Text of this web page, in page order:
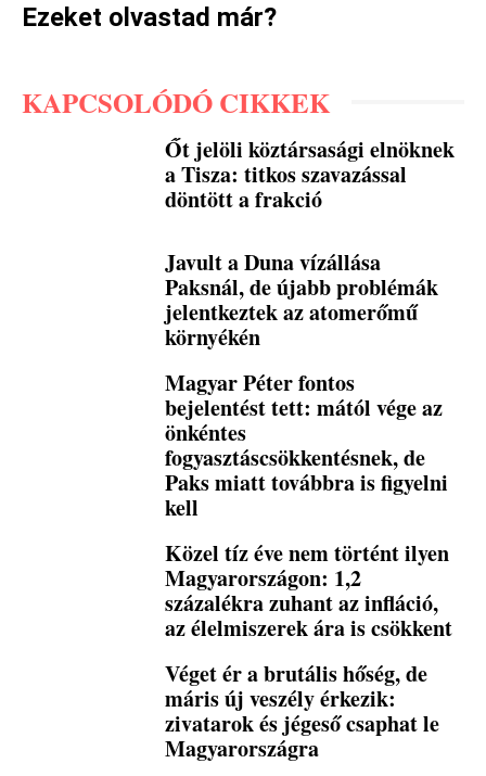
Ezeket olvastad már?
KAPCSOLÓDÓ CIKKEK
Őt jelöli köztársasági elnöknek
a Tisza: titkos szavazással
döntött a frakció
Javult a Duna vízállása
Paksnál, de újabb problémák
jelentkeztek az atomerőmű
környékén
Magyar Péter fontos
bejelentést tett: mától vége az
önkéntes
fogyasztáscsökkentésnek, de
Paks miatt továbbra is figyelni
kell
Közel tíz éve nem történt ilyen
Magyarországon: 1,2
százalékra zuhant az infláció,
az élelmiszerek ára is csökkent
Véget ér a brutális hőség, de
máris új veszély érkezik:
zivatarok és jégeső csaphat le
Magyarországra